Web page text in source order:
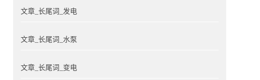
文章_长尾词_发电
文章_长尾词_水泵
文章_长尾词_变电